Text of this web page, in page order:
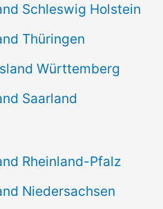
Schleswig Holstein
Thüringen
Württemberg
Saarland
Rheinland-Pfalz
Niedersachsen